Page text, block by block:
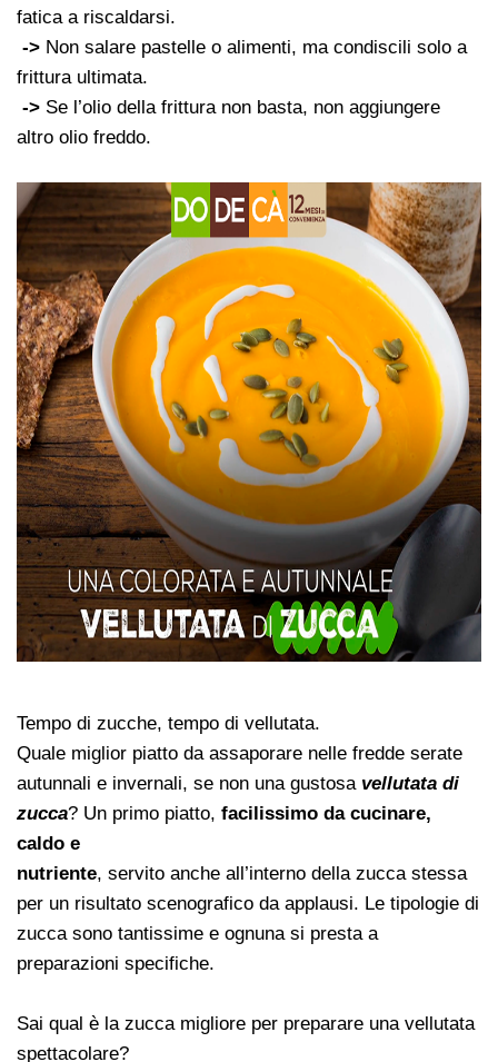
fatica a riscaldarsi.
-> Non salare pastelle o alimenti, ma condiscili solo a
frittura ultimata.
-> Se l’olio della frittura non basta, non aggiungere
altro olio freddo.
Tempo di zucche, tempo di vellutata.
Quale miglior piatto da assaporare nelle fredde serate
autunnali e invernali, se non una gustosa vellutata di
zucca? Un primo piatto, facilissimo da cucinare,
caldo e
nutriente, servito anche all’interno della zucca stessa
per un risultato scenografico da applausi. Le tipologie di
zucca sono tantissime e ognuna si presta a
preparazioni specifiche.
Sai qual è la zucca migliore per preparare una vellutata
spettacolare?